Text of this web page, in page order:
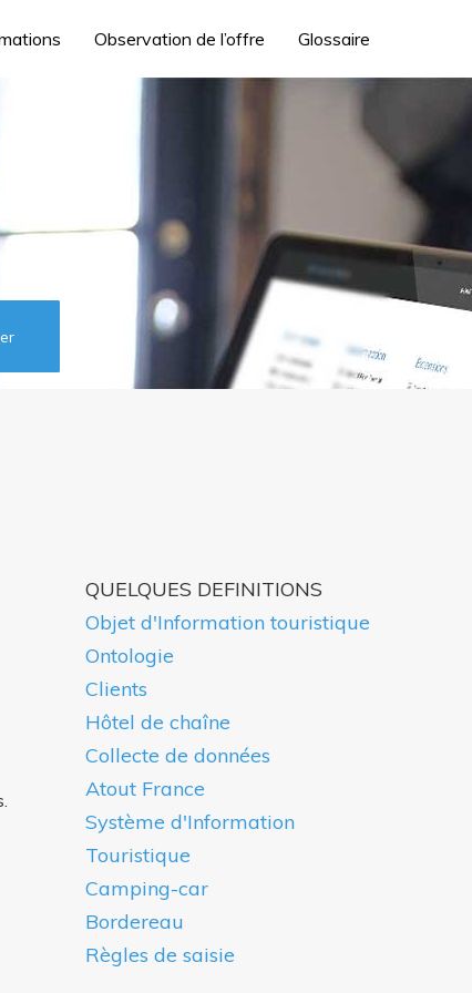
Observation de l’offre Glossaire
QUELQUES DEFINITIONS
Objet d'Information touristique
Ontologie
Clients
Hôtel de chaîne
Collecte de données
Atout France
Système d'Information
Touristique
Camping-car
Bordereau
Règles de saisie